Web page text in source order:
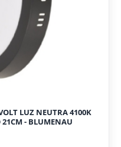
LUZ NEUTRA 4100K
21CM - BLUMENAU